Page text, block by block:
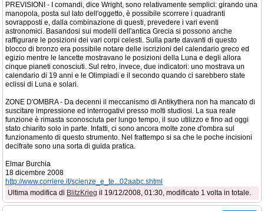
PREVISIONI - I comandi, dice Wright, sono relativamente semplici: girando una
manopola, posta sul lato dell'oggetto, è possibile scorrere i quadranti
sovrapposti e, dalla combinazione di questi, prevedere i vari eventi
astronomici. Basandosi sui modelli dell'antica Grecia si possono anche
raffigurare le posizioni dei vari corpi celesti. Sulla parte davanti di questo
blocco di bronzo era possibile notare delle iscrizioni del calendario greco ed
egizio mentre le lancette mostravano le posizioni della Luna e degli allora
cinque pianeti conosciuti. Sul retro, invece, due indicatori: uno mostrava un
calendario di 19 anni e le Olimpiadi e il secondo quando ci sarebbero state
eclissi di Luna e solari.
ZONE D'OMBRA - Da decenni il meccanismo di Antikythera non ha mancato di
suscitare impressione ed interrogativi presso molti studiosi. La sua reale
funzione è rimasta sconosciuta per lungo tempo, il suo utilizzo e fino ad oggi
stato chiarito solo in parte. Infatti, ci sono ancora molte zone d'ombra sul
funzionamento di questo strumento. Nel frattempo si sa che le poche incisioni
decifrate sono una sorta di guida pratica.
Elmar Burchia
18 dicembre 2008
http://www.corriere.it/scienze_e_te...02aabc.shtml
Ultima modifica di BlitzKrieg il 19/12/2008, 01:30, modificato 1 volta in totale.